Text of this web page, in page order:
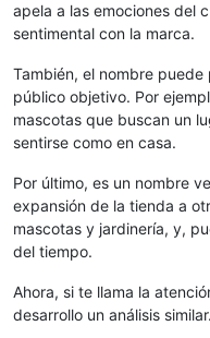
apela a las emociones del
sentimental con la marca.
También, el nombre
público objetivo. Por
mascotas que buscan un
sentirse como en casa.
Por último, es un nombre
expansión de la tienda a
mascotas y jardinería, y,
del tiempo.
Ahora, si te llama la
desarrollo un análisis similar.